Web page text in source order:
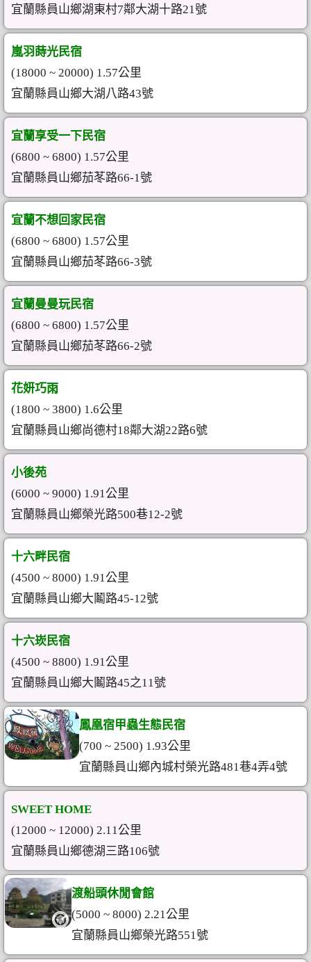
宜蘭縣員山鄉湖東村7鄰大湖十路21號
嵐羽蒔光民宿
(18000 ~ 20000) 1.57公里
宜蘭縣員山鄉大湖八路43號
宜蘭享受一下民宿
(6800 ~ 6800) 1.57公里
宜蘭縣員山鄉茄苳路66-1號
宜蘭不想回家民宿
(6800 ~ 6800) 1.57公里
宜蘭縣員山鄉茄苳路66-3號
宜蘭曼曼玩民宿
(6800 ~ 6800) 1.57公里
宜蘭縣員山鄉茄苳路66-2號
花妍巧雨
(1800 ~ 3800) 1.6公里
宜蘭縣員山鄉尚德村18鄰大湖22路6號
小後苑
(6000 ~ 9000) 1.91公里
宜蘭縣員山鄉榮光路500巷12-2號
十六畔民宿
(4500 ~ 8000) 1.91公里
宜蘭縣員山鄉大鬮路45-12號
十六崁民宿
(4500 ~ 8800) 1.91公里
宜蘭縣員山鄉大鬮路45之11號
鳳凰宿甲蟲生態民宿
(700 ~ 2500) 1.93公里
宜蘭縣員山鄉內城村榮光路481巷4弄4號
SWEET HOME
(12000 ~ 12000) 2.11公里
宜蘭縣員山鄉德湖三路106號
渡船頭休閒會館
(5000 ~ 8000) 2.21公里
宜蘭縣員山鄉榮光路551號